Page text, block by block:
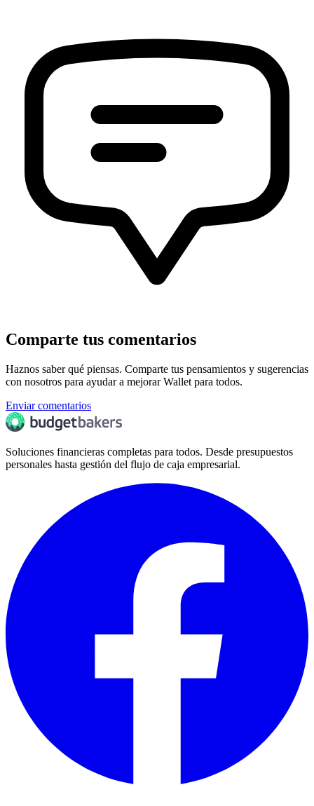
Comparte tus comentarios
Haznos saber qué piensas. Comparte tus pensamientos y sugerencias
con nosotros para ayudar a mejorar Wallet para todos.
Enviar comentarios
Soluciones financieras completas para todos. Desde presupuestos
personales hasta gestión del flujo de caja empresarial.